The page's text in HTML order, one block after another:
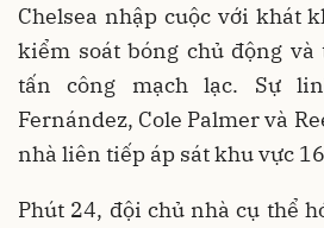
Chelsea nhập cuộc với khát
kiểm soát bóng chủ động
tấn công mạch lạc. Sự
Fernández, Cole Palmer và
nhà liên tiếp áp sát khu vực
Phút 24, đội chủ nhà cụ thể